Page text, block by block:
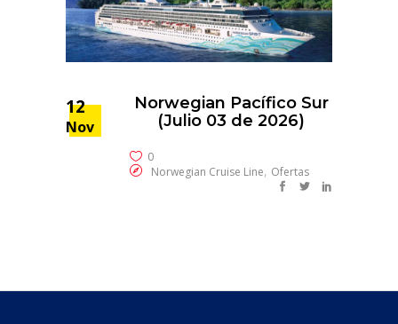
12
Nov
Norwegian Pacífico Sur
(Julio 03 de 2026)
0
Norwegian Cruise Line, Ofertas